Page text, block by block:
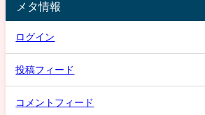
メタ情報
ログイン
投稿フィード
コメントフィード